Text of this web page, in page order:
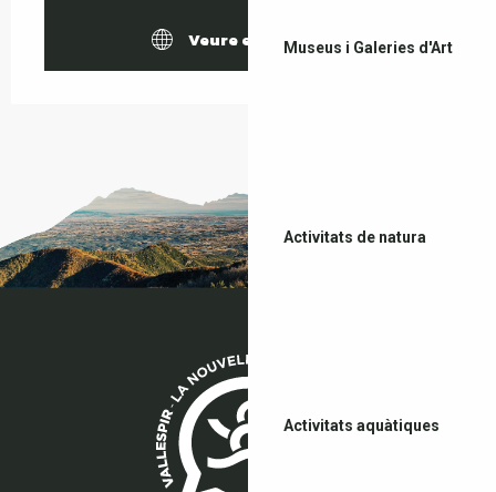
Museus i Galeries d'Art
Activitats de natura
Activitats aquàtiques
Veure els llocs web